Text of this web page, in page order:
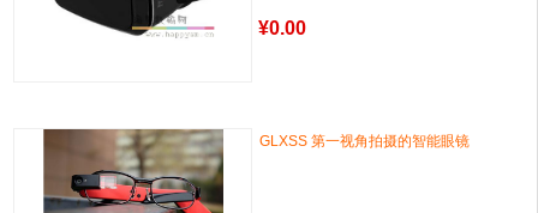
¥0.00
GLXSS 第一视角拍摄的智能眼镜